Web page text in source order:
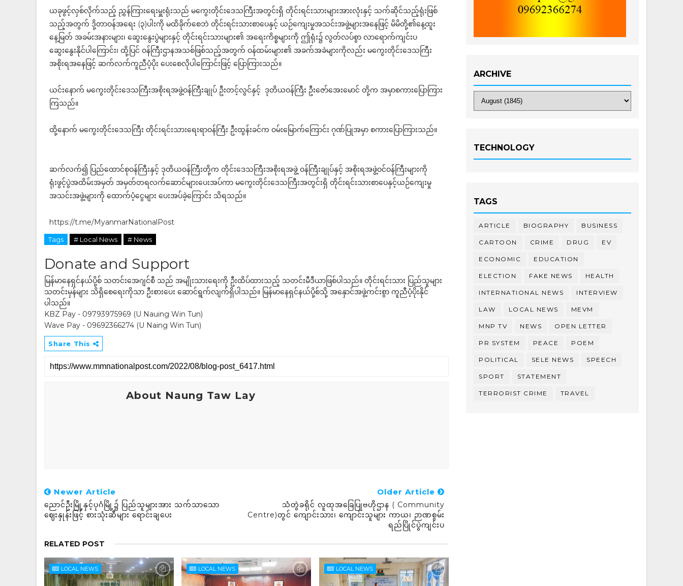
ယခုဖွင့်လှစ်လိုက်သည့် ညွှန်ကြားရေးမှူးရုံးသည် မကွေးတိုင်းဒေသကြီးအတွင်းရှိ တိုင်းရင်းသားများအားလုံးနှင့် သက်ဆိုင်သည့်ရုံးဖြစ်
သည့်အတွက် ဒို့တာဝန်အရေး (၃)ပါးကို မထိခိုက်စေဘဲ တိုင်းရင်းသားစာပေနှင့် ယဉ်ကျေးမှုအသင်းအဖွဲ့များအနေဖြင့် မိမိတို့၏နေ့ထူး
နေ့မြတ် အခမ်းအနားများ၊ ဆွေးနွေးပွဲများနှင့် တိုင်းရင်းသားများ၏ အရေးကိစ္စများကို ဤရုံး၌ လွတ်လပ်စွာ လာရောက်ကျင်းပ
ဆွေးနွေးနိုင်ပါကြောင်း၊ ထို့ပြင် ဝန်ကြီးဌာနအသစ်ဖြစ်သည့်အတွက် ဝန်ထမ်းများ၏ အခက်အခဲများကိုလည်း မကွေးတိုင်းဒေသကြီး
အစိုးရအနေဖြင့် ဆက်လက်ကူညီပံ့ပိုး ပေးစေလိုပါကြောင်းဖြင့် ပြောကြားသည်။
ယင်းနောက် မကွေးတိုင်းဒေသကြီးအစိုးရအဖွဲ့ဝန်ကြီးချုပ် ဦးတင့်လွင်နှင့် ဒုတိယဝန်ကြီး ဦးဇော်အေးမောင် တို့က အမှာစကားပြောကြား
ကြသည်။
ထို့နောက် မကွေးတိုင်းဒေသကြီး တိုင်းရင်းသားရေးရာဝန်ကြီး ဦးထွန်းခင်က ဝမ်းမြောက်ကြောင်း ဂုဏ်ပြုအမှာ စကားပြောကြားသည်။
ဆက်လက်၍ ပြည်ထောင်စုဝန်ကြီးနှင့် ဒုတိယဝန်ကြီးတို့က တိုင်းဒေသကြီးအစိုးရအဖွဲ့ ဝန်ကြီးချုပ်နှင့် အစိုးရအဖွဲ့ဝင်ဝန်ကြီးများကို
ရုံးဖွင့်ပွဲအထိမ်းအမှတ် အမှတ်တရလက်ဆောင်များပေးအပ်ကာ မကွေးတိုင်းဒေသကြီးအတွင်းရှိ တိုင်းရင်းသားစာပေနှင့်ယဉ်ကျေးမှု
အသင်းအဖွဲ့များကို ထောက်ပံ့ငွေများ ပေးအပ်ခဲ့ကြောင်း သိရသည်။
https://t.me/MyanmarNationalPost
Tags # Local News # News
Donate and Support
မြန်မာနေရှင်နယ်ပို့စ် သတင်းအေဂျင်စီ သည် အမျိုးသားရေးကို ဦးထိပ်ထားသည့် သတင်းမီဒီယာဖြစ်ပါသည်။ တိုင်းရင်းသား ပြည်သူများ
သတင်းမှန်များ သိရှိစေရေးကိုသာ ဦးစားပေး ဆောင်ရွက်လျက်ရှိပါသည်။ မြန်မာနေရှင်နယ်ပို့စ်သို့ အနှောင်အဖွဲ့ကင်းစွာ ကူညီပံ့ပိုးနိုင်
ပါသည်။
KBZ Pay - 09793975969 (U Nauing Win Tun)
Wave Pay - 09692366274 (U Naing Win Tun)
Share This
About Naung Taw Lay
Newer Article
ညောင်ဦးမြို့နှင့်ပုဂံမြို့၌ ပြည်သူများအား သက်သာသော
ဈေးနှုန်းဖြင့် စားသုံးဆီများ ရောင်းချပေး
Older Article
သံတွဲခရိုင် လူထုအခြေပြုဗဟိုဌာန ( Community
Centre)တွင် ကျောင်းသား၊ ကျောင်းသူများ ကာယ၊ ဉာဏစွမ်း
ရည်ပြိုင်ပွဲကျင်းပ
RELATED POST
LOCAL NEWS LOCAL NEWS LOCAL NEWS
ARCHIVE
TECHNOLOGY
TAGS
ARTICLE BIOGRAPHY BUSINESS
CARTOON CRIME DRUG EV
ECONOMIC EDUCATION
ELECTION FAKE NEWS HEALTH
INTERNATIONAL NEWS INTERVIEW
LAW LOCAL NEWS MEVM
MNP TV NEWS OPEN LETTER
PR SYSTEM PEACE POEM
POLITICAL SELE NEWS SPEECH
SPORT STATEMENT
TERRORIST CRIME TRAVEL